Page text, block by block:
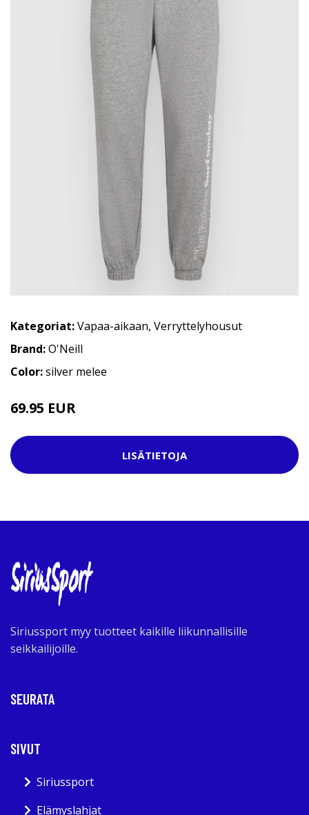
Kategoriat:Vapaa-aikaan, Verryttelyhousut
Brand:O'Neill
Color:silver melee
69.95 EUR
LISÄTIETOJA
Siriussport myy tuotteet kaikille liikunnallisille
seikkailijoille.
SEURATA
SIVUT
Siriussport
Elämyslahjat